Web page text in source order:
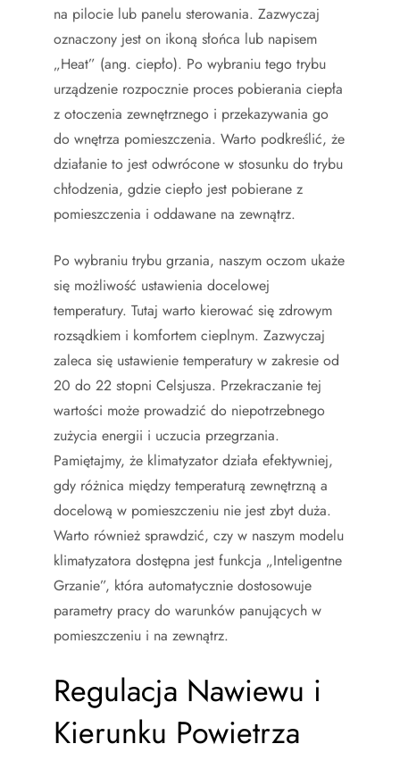
na pilocie lub panelu sterowania. Zazwyczaj
oznaczony jest on ikoną słońca lub napisem
„Heat” (ang. ciepło). Po wybraniu tego trybu
urządzenie rozpocznie proces pobierania ciepła
z otoczenia zewnętrznego i przekazywania go
do wnętrza pomieszczenia. Warto podkreślić, że
działanie to jest odwrócone w stosunku do trybu
chłodzenia, gdzie ciepło jest pobierane z
pomieszczenia i oddawane na zewnątrz.
Po wybraniu trybu grzania, naszym oczom ukaże
się możliwość ustawienia docelowej
temperatury. Tutaj warto kierować się zdrowym
rozsądkiem i komfortem cieplnym. Zazwyczaj
zaleca się ustawienie temperatury w zakresie od
20 do 22 stopni Celsjusza. Przekraczanie tej
wartości może prowadzić do niepotrzebnego
zużycia energii i uczucia przegrzania.
Pamiętajmy, że klimatyzator działa efektywniej,
gdy różnica między temperaturą zewnętrzną a
docelową w pomieszczeniu nie jest zbyt duża.
Warto również sprawdzić, czy w naszym modelu
klimatyzatora dostępna jest funkcja „Inteligentne
Grzanie”, która automatycznie dostosowuje
parametry pracy do warunków panujących w
pomieszczeniu i na zewnątrz.
Regulacja Nawiewu i
Kierunku Powietrza